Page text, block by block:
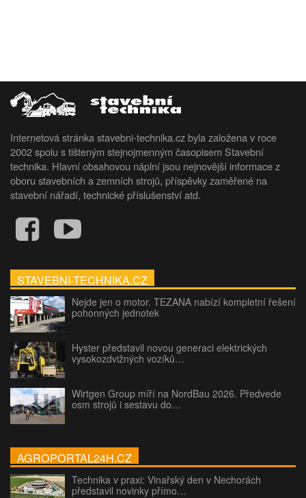
Internetová stránka stavebni-technika.cz byla založena v roce
2002 spolu s tišteným stejnojmenným časopisem Stavební
technika. Hlavní obsahovou náplní jsou nejnovější informace z
oboru stavebních a zemních strojů, příspěvky zaměřené na
stavební nářadí, technické příslušenství atd.
STAVEBNI-TECHNIKA.CZ
Nejde jen o motor. TEZANA nabízí kompletní řešení
pohonných jednotek
Hyster představil novou generaci elektrických
vysokozdvižných vozíků…
Wirtgen Group míří na NordBau 2026. Předvede
osm strojů i sestavu do…
AGROPORTAL24H.CZ
Technika v praxi: Vinařský den v Nechorách
představil novinky přímo…